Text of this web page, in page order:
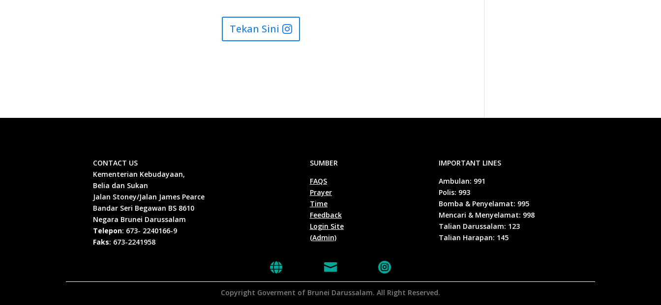
Tekan Sini
CONTACT US
Kementerian Kebudayaan,
Belia dan Sukan
Jalan Stoney/Jalan James Pearce
Bandar Seri Begawan BS 8610
Negara Brunei Darussalam
Telepon: 673- 2240166-9
Faks: 673-2241958
SUMBER
FAQS
Prayer
Time
Feedback
Login Site
(Admin)
IMPORTANT LINES
Ambulan: 991
Polis: 993
Bomba & Penyelamat: 995
Mencari & Menyelamat: 998
Talian Darussalam: 123
Talian Harapan: 145
  
Copyright Goverment of Brunei Darussalam. All Right Reserved.